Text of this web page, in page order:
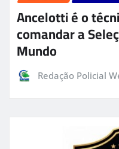
Ancelotti é o
comandar a
Mundo
Redação Policial